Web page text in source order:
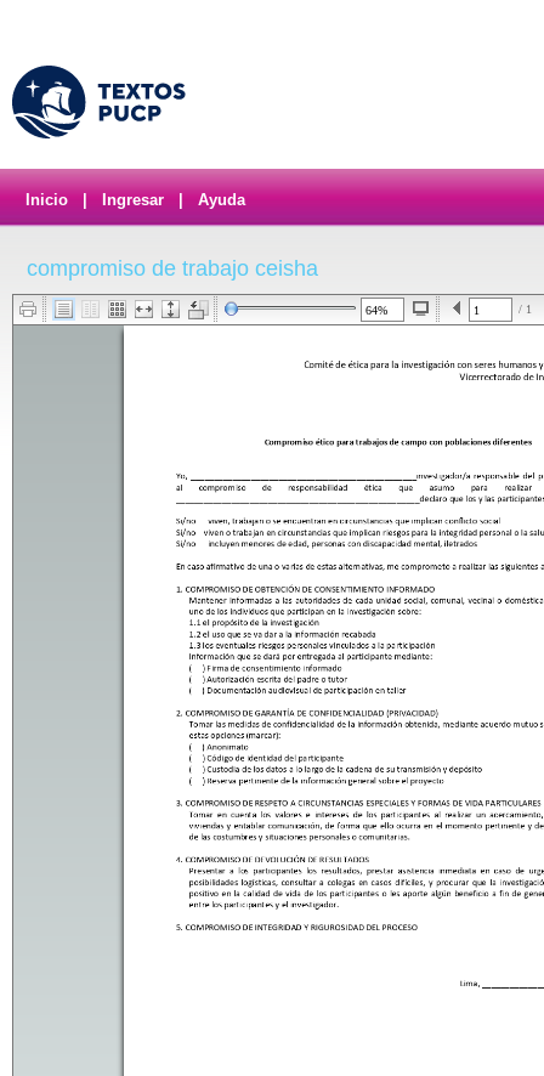
Inicio Ingresar Ayuda
compromiso de trabajo ceisha
/ 1